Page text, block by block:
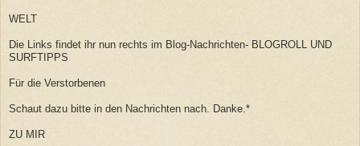
WELT
Die Links findet ihr nun rechts im Blog-Nachrichten- BLOGROLL UND
SURFTIPPS
Für die Verstorbenen
Schaut dazu bitte in den Nachrichten nach. Danke.*
ZU MIR